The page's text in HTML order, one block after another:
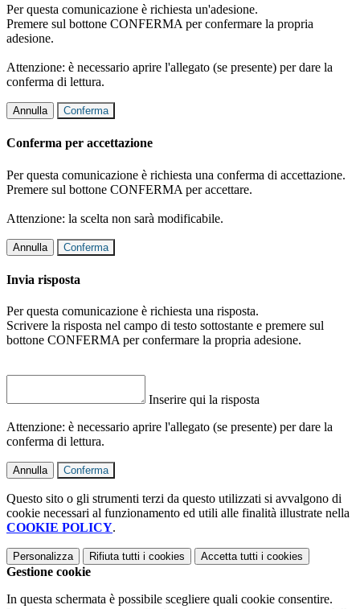
Per questa comunicazione è richiesta un'adesione.
Premere sul bottone CONFERMA per confermare la propria
adesione.
Attenzione: è necessario aprire l'allegato (se presente) per dare la
conferma di lettura.
Annulla Conferma
Conferma per accettazione
Per questa comunicazione è richiesta una conferma di accettazione.
Premere sul bottone CONFERMA per accettare.
Attenzione: la scelta non sarà modificabile.
Annulla Conferma
Invia risposta
Per questa comunicazione è richiesta una risposta.
Scrivere la risposta nel campo di testo sottostante e premere sul
bottone CONFERMA per confermare la propria adesione.
Inserire qui la risposta
Attenzione: è necessario aprire l'allegato (se presente) per dare la
conferma di lettura.
Annulla Conferma
Questo sito o gli strumenti terzi da questo utilizzati si avvalgono di
cookie necessari al funzionamento ed utili alle finalità illustrate nella
COOKIE POLICY.
Personalizza Rifiuta tutti i cookies Accetta tutti i cookies
Gestione cookie
In questa schermata è possibile scegliere quali cookie consentire.